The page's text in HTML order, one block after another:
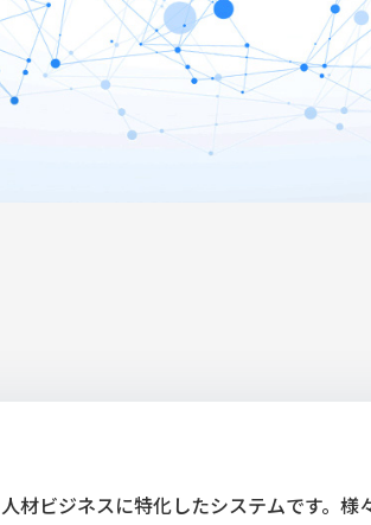
人材ビジネスに特化したシステムです。